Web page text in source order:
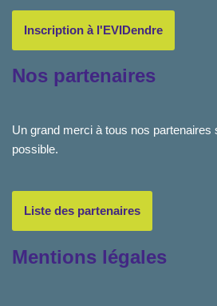
Inscription à l'EVIDendre
Nos partenaires
Un grand merci à tous nos partenaires
possible.
Liste des partenaires
Mentions légales